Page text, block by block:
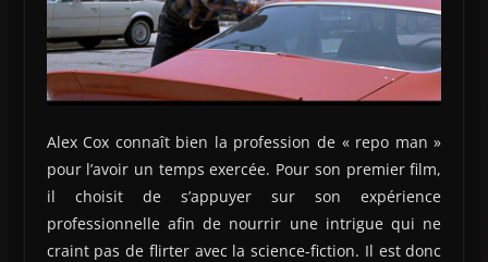
Alex Cox connaît bien la profession de « repo man »
pour l’avoir un temps exercée. Pour son premier film,
il choisit de s’appuyer sur son expérience
professionnelle afin de nourrir une intrigue qui ne
craint pas de flirter avec la science-fiction. Il est donc